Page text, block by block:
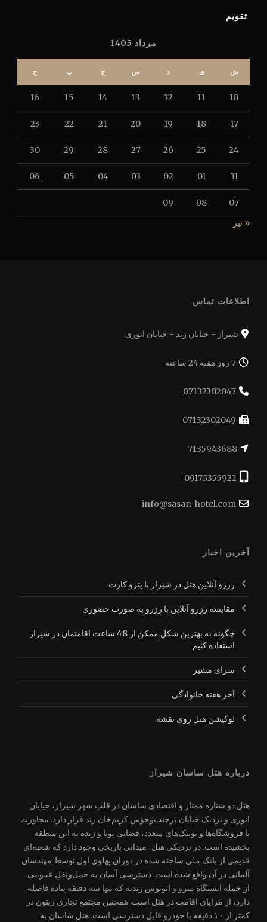
تقویم
مرداد 1405
ش ی د س چ پ ج
10
11
12
13
14
15
16
17
18
19
20
21
22
23
24
25
26
27
28
29
30
31
01
02
03
04
05
06
07
08
09
« تیر
اطلاعات تماس
شیراز - خیابان زند - خیابان انوری
آخرین اخبار
رزرو آنلاین هتل در شیراز با پترو کارت
مقایسه رزرو آنلاین با رزرو به صورت حضوری
چگونه به بهترین شکل ممکن از 48 ساعت اقامتمان در شیراز
استفاده کنیم
سرای مشیر
آخر هفته خانوادگی
لوکیشن هتل روی نقشه
درباره هتل ساسان شیراز
هتل دو ستاره ممتاز و اقتصادی ساسان در قلب شهر شیراز، خیابان
انوری و نزدیک خیابان پرجنب‌وجوش کریم‌خان زند قرار دارد. مجاورت
با فروشگاه‌ها و بوتیک‌های متعدد، فضایی پویا و زنده به این منطقه
بخشیده است. در نزدیکی هتل، میدانی تاریخی وجود دارد که شعبه‌ای
قدیمی از بانک ملی ساخته شده در دوران پهلوی اول توسط مهندسان
آلمانی در آن واقع شده است. دسترسی آسان به حمل‌ونقل عمومی،
از جمله ایستگاه مترو و اتوبوس زندیه که تنها سه دقیقه پیاده فاصله
دارد، از مزایای اقامت در هتل است. همچنین مجتمع تجاری زیتون در
کمتر از ۱۰ دقیقه با خودرو قابل دسترسی است. هتل ساسان به